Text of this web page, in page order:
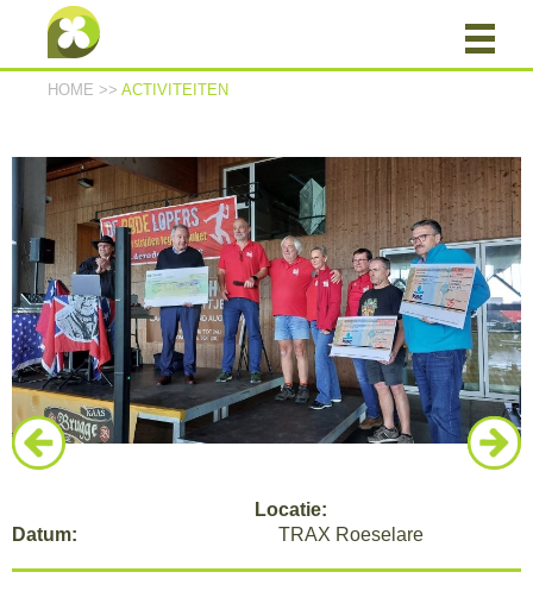
HOME >> ACTIVITEITEN
Datum:
Locatie:
TRAX Roeselare